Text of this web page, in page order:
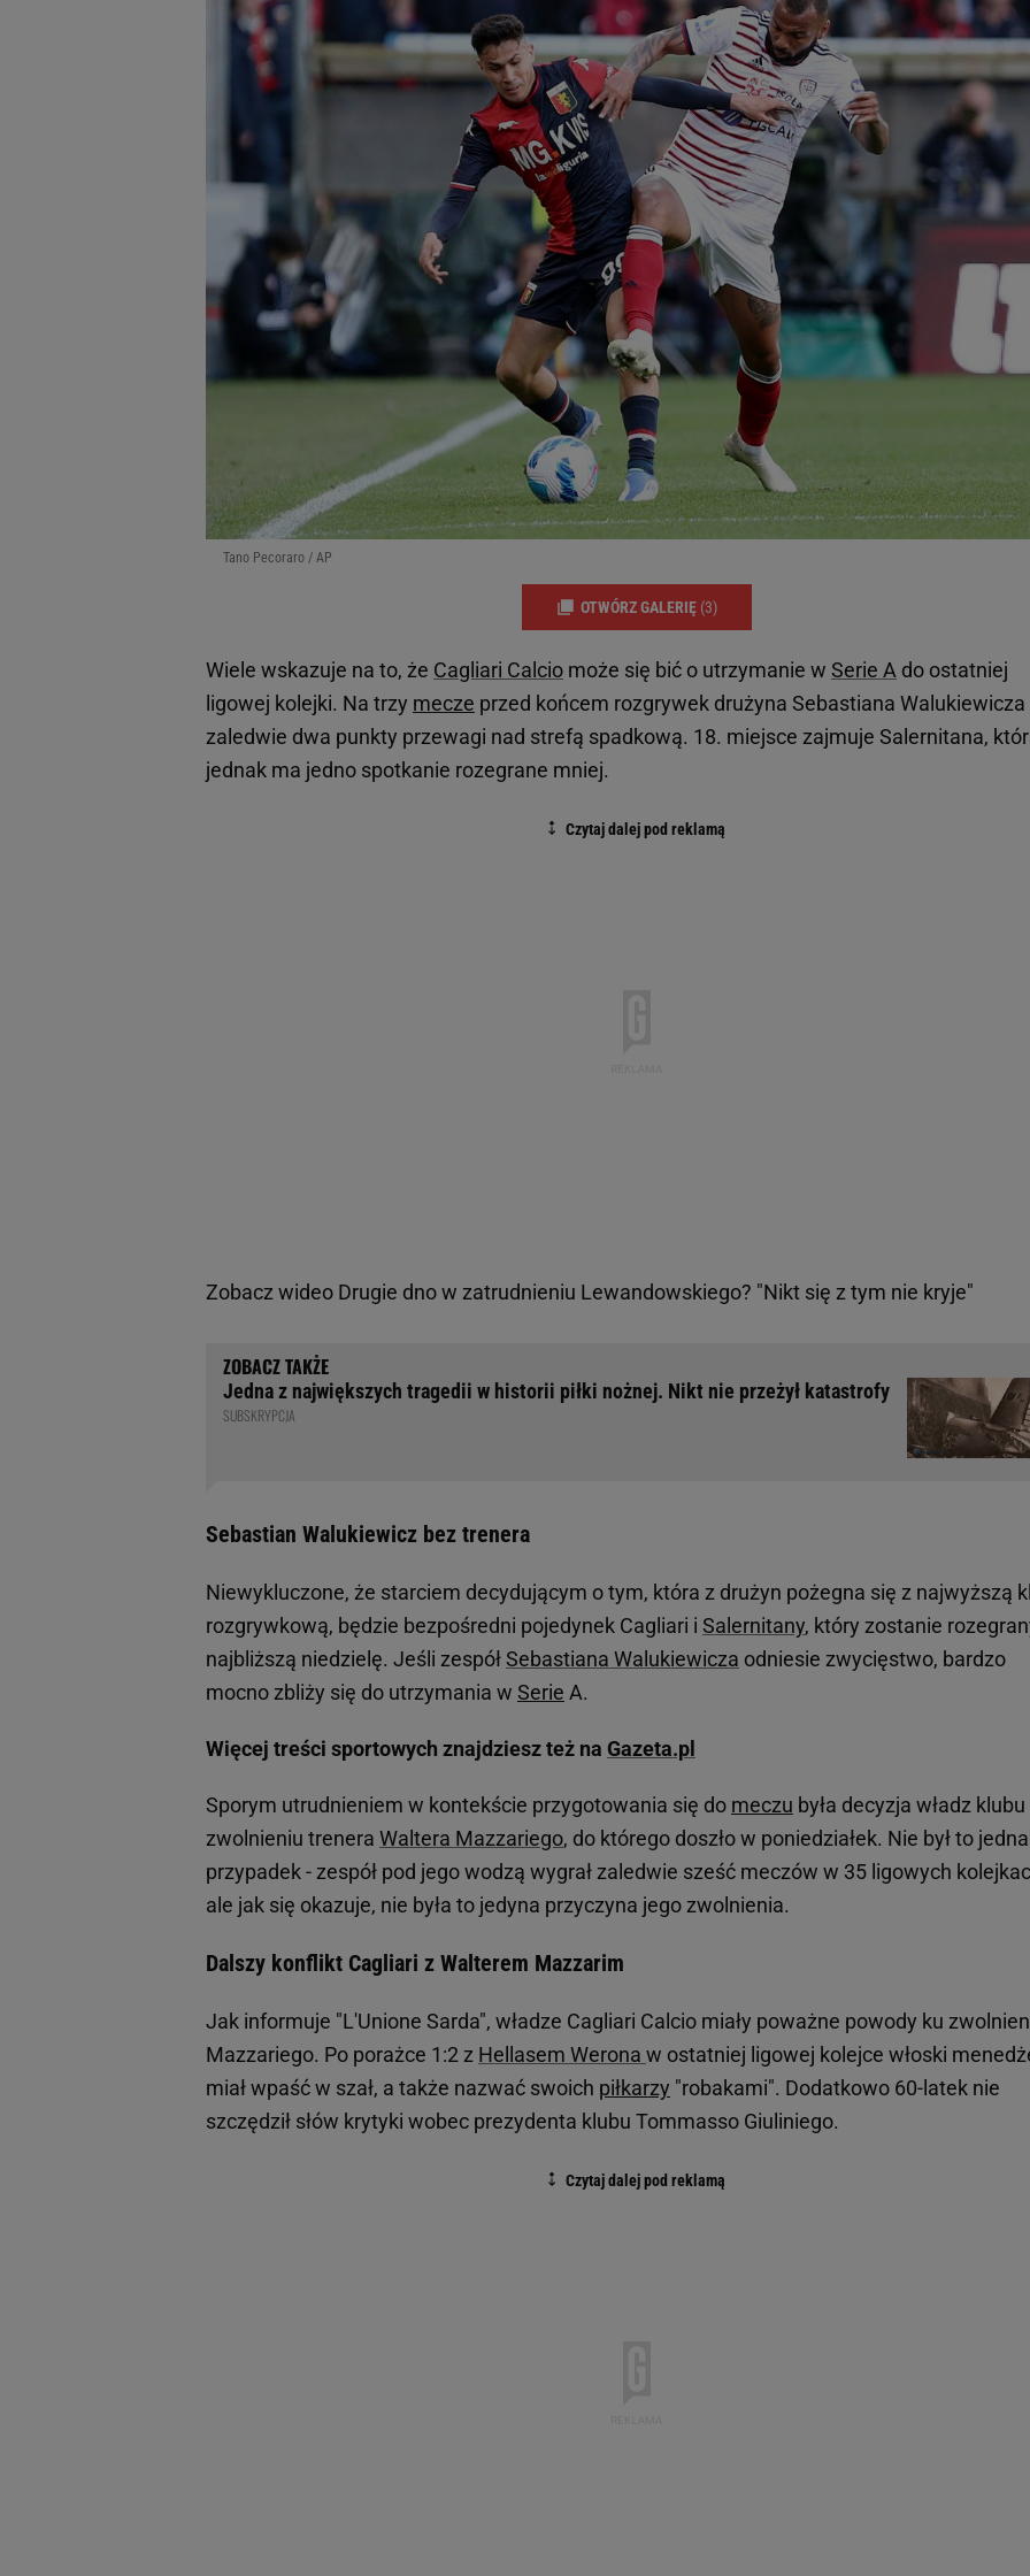
Tano Pecoraro / AP
OTWÓRZ GALERIĘ (3)
Wiele wskazuje na to, że Cagliari Calcio może się bić o utrzymanie w Serie A do ostatniej
ligowej kolejki. Na trzy mecze przed końcem rozgrywek drużyna Sebastiana Walukiewicza
zaledwie dwa punkty przewagi nad strefą spadkową. 18. miejsce zajmuje Salernitana,
jednak ma jedno spotkanie rozegrane mniej.
Zobacz wideo Drugie dno w zatrudnieniu Lewandowskiego? "Nikt się z tym nie kryje"
Jedna z największych tragedii w historii piłki nożnej. Nikt nie przeżył katastrofy
SUBSKRYPCJA
Sebastian Walukiewicz bez trenera
Niewykluczone, że starciem decydującym o tym, która z drużyn pożegna się z najwyższą
rozgrywkową, będzie bezpośredni pojedynek Cagliari i Salernitany, który zostanie
najbliższą niedzielę. Jeśli zespółSebastiana Walukiewicza odniesie zwycięstwo, bardzo
mocno zbliży się do utrzymania w Serie A.
Więcej treści sportowych znajdziesz też na Gazeta.pl
Sporym utrudnieniem w kontekście przygotowania się do meczu była decyzja władz klubu
zwolnieniu trenera Waltera Mazzariego, do którego doszło w poniedziałek. Nie był to
przypadek - zespół pod jego wodzą wygrał zaledwie sześć meczów w 35 ligowych
ale jak się okazuje, nie była to jedyna przyczyna jego zwolnienia.
Dalszy konflikt Cagliari z Walterem Mazzarim
Jak informuje "L'Unione Sarda", władze Cagliari Calcio miały poważne powody ku
Mazzariego. Po porażce 1:2 z Hellasem Werona w ostatniej ligowej kolejce włoski
miał wpaść w szał, a także nazwać swoich piłkarzy "robakami". Dodatkowo 60-latek nie
szczędził słów krytyki wobec prezydenta klubu Tommasso Giuliniego.